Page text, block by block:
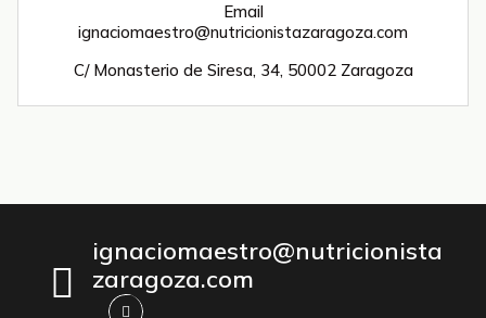
Email
ignaciomaestro@nutricionistazaragoza.com
C/ Monasterio de Siresa, 34, 50002 Zaragoza
ignaciomaestro@nutricionista
zaragoza.com